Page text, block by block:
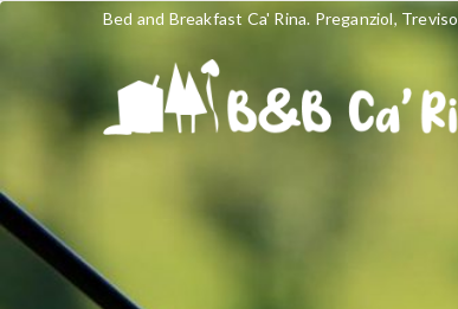
Bed and Breakfast Ca' Rina. Preganziol, Treviso